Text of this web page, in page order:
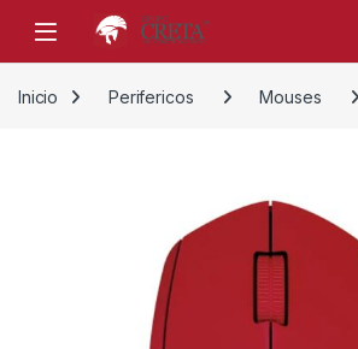
Skip to navigation
Skip to content
Inicio Perifericos Mouses